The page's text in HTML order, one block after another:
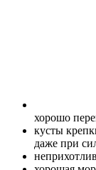
хорошо
кусты
даже при